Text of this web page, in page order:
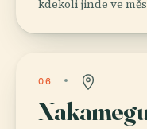
kdekoli jinde ve
06